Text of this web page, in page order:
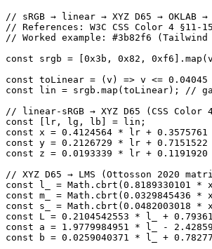
// sRGB → linear → XYZ D65 → OKLAB →
// References: W3C CSS Color 4
// Worked example: #3b82f6 (Tailwind
const srgb = [0x3b, 0x82,
const toLinear = (v) => v <=
const lin = srgb.map(toLinear); //
// linear-sRGB → XYZ D65 (CSS Color
const [lr, lg, lb] = lin;
const x = 0.4124564 * lr +
const y = 0.2126729 * lr +
const z = 0.0193339 * lr +
// XYZ D65 → LMS (Ottosson 2020
const l_ = Math.cbrt(0.8189330101 *
const m_ = Math.cbrt(0.0329845436
const s_ = Math.cbrt(0.0482003018 *
const L = 0.2104542553 * l_ +
const a = 1.9779984951 * l_ -
const b = 0.0259040371 * l_ +